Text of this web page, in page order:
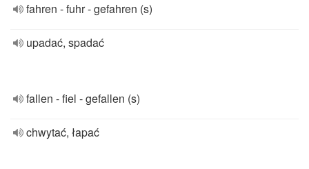
fahren - fuhr - gefahren (s)
upadać, spadać
fallen - fiel - gefallen (s)
chwytać, łapać